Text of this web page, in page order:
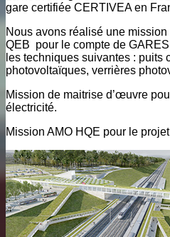
gare certifiée CERTIVEA en
Nous avons réalisé une
QEB pour le compte de
les techniques suivantes : puits
photovoltaïques, verrières
Mission de maitrise d’œuvre
électricité.
Mission AMO HQE pour le